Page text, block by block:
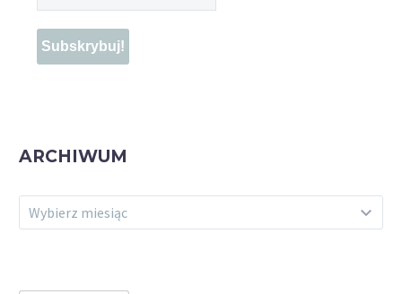
*
ARCHIWUM
ARCHIWUM
Wybierz miesiąc